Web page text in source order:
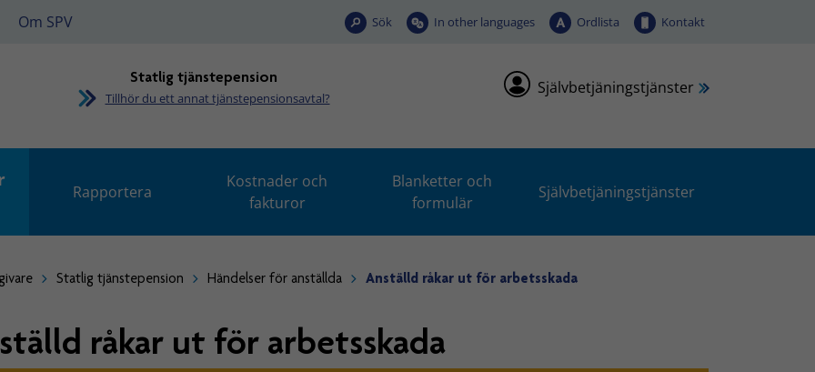
Om SPV Sök In other languages Ordlista Kontakt
Statlig tjänstepension
Tillhör du ett annat tjänstepensionsavtal?
Självbetjäningstjänster
Rapportera
Kostnader och
fakturor
Blanketter och
formulär
Självbetjäningstjänster
Statlig tjänstepension Händelser för anställda Anställd råkar ut för arbetsskada
råkar ut för arbetsskada